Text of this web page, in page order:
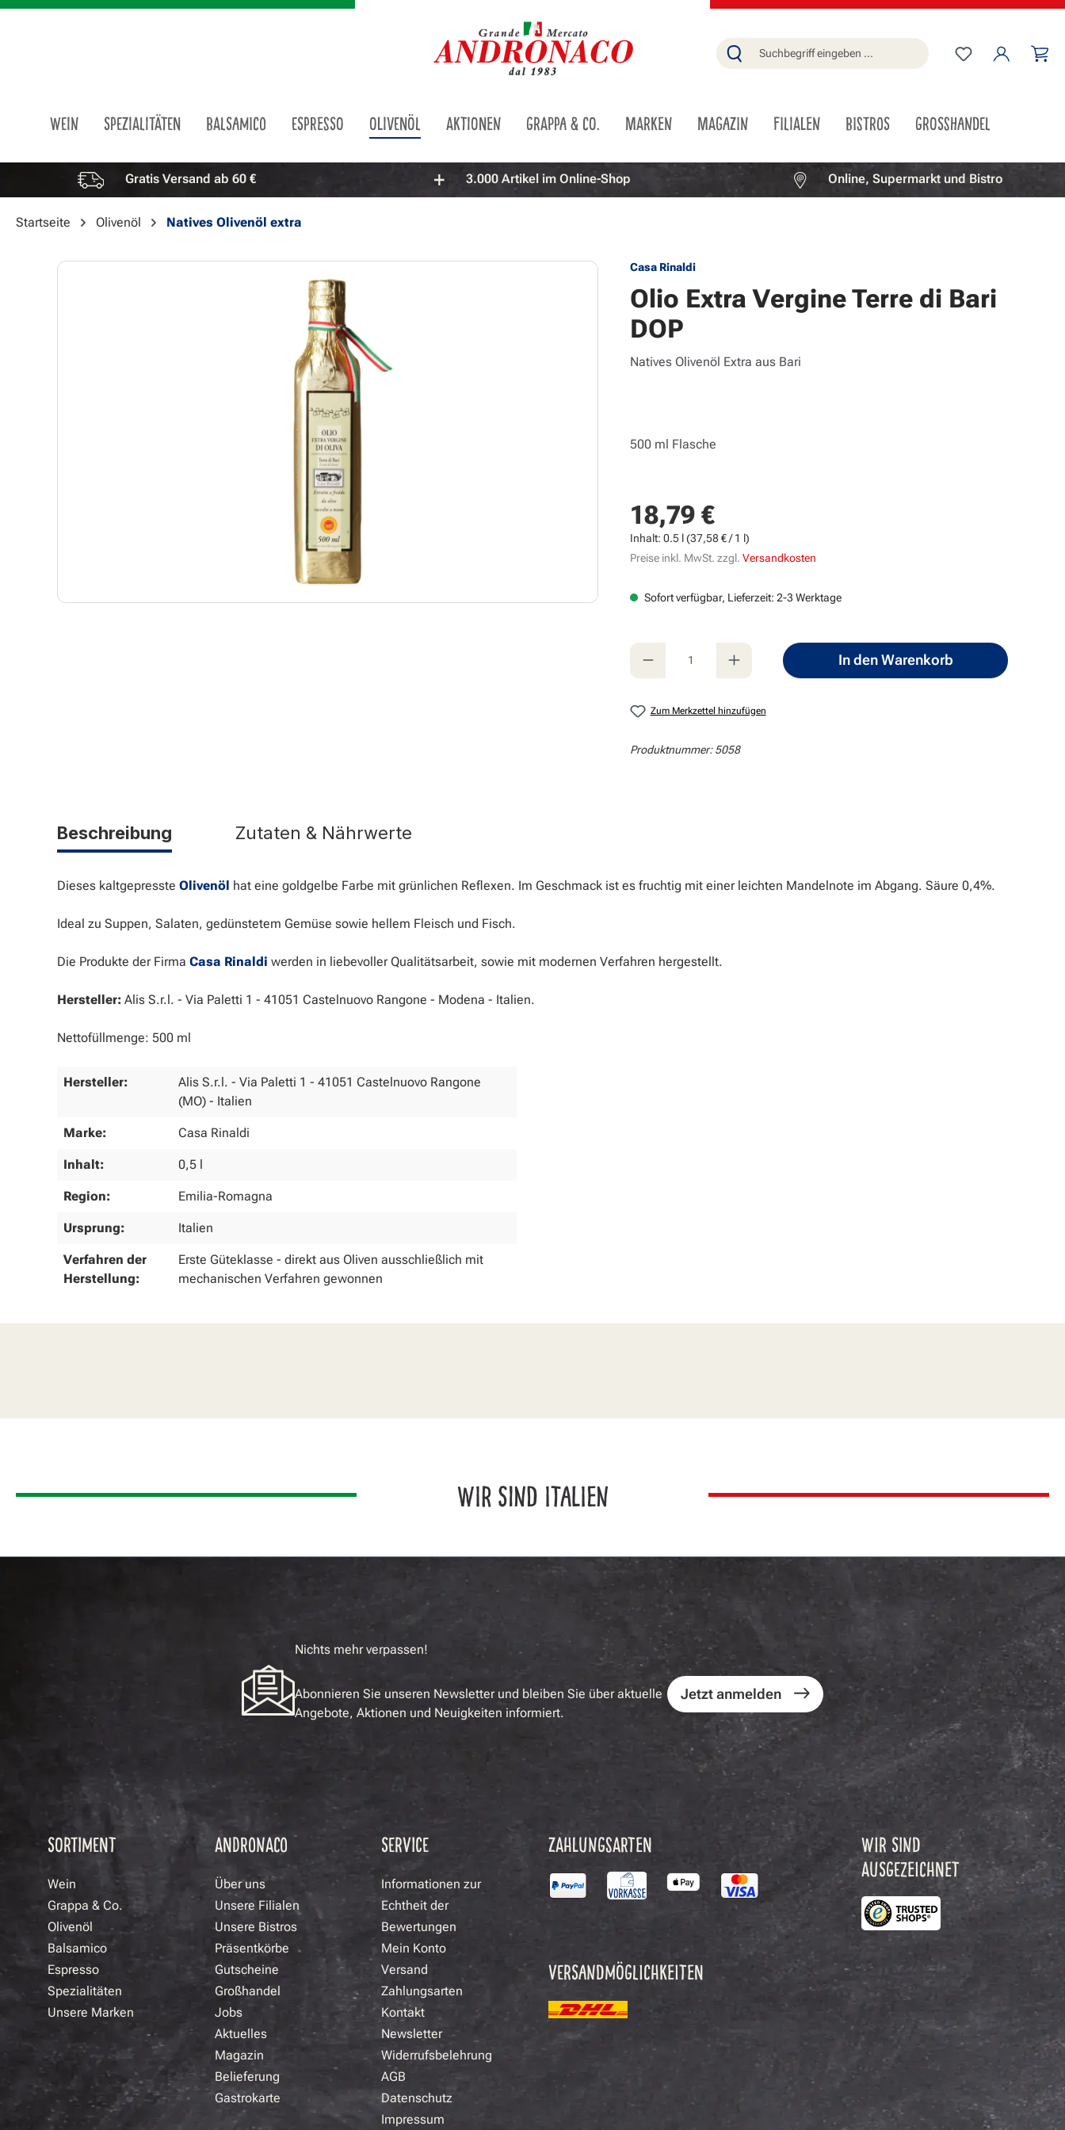
Du hast 0
WEIN SPEZIALITÄTEN BALSAMICO ESPRESSO OLIVENÖL AKTIONEN GRAPPA & CO. MARKEN MAGAZIN FILIALEN BISTROS GROSSHANDEL
Vorteile überspringen Gratis Versand ab 60 € 3.000 Artikel im Online-Shop Online, Supermarkt und Bistro
Startseite Olivenöl Natives Olivenöl extra
Bildergalerie überspringen Casa Rinaldi
Olio Extra Vergine Terre di Bari
DOP
Natives Olivenöl Extra aus Bari
500 ml Flasche
Regulärer Preis:
18,79 €
Inhalt:0.5 l(37,58 € / 1 l)
Preise inkl. MwSt. zzgl.Versandkosten
Sofort verfügbar, Lieferzeit: 2-3 Werktage
Produkt Anzahl: Gib den gewünschten Wert ein
In den Warenkorb
Zum Merkzettel hinzufügen
Produktnummer:5058
Beschreibung Zutaten & Nährwerte
Dieses kaltgepresste Olivenöl hat eine goldgelbe Farbe mit grünlichen Reflexen. Im Geschmack ist es fruchtig mit einer leichten Mandelnote im Abgang. Säure 0,4%.
Ideal zu Suppen, Salaten, gedünstetem Gemüse sowie hellem Fleisch und Fisch.
Die Produkte der Firma Casa Rinaldi werden in liebevoller Qualitätsarbeit, sowie mit modernen Verfahren hergestellt.
Hersteller: Alis S.r.l. - Via Paletti 1 - 41051 Castelnuovo Rangone - Modena - Italien.
Nettofüllmenge: 500 ml
Hersteller:
Alis S.r.l. - Via Paletti 1 - 41051 Castelnuovo Rangone
(MO) - Italien
Marke: Casa Rinaldi
Inhalt: 0,5 l
Region: Emilia-Romagna
Ursprung: Italien
Verfahren der
Herstellung:
Erste Güteklasse - direkt aus Oliven ausschließlich mit
mechanischen Verfahren gewonnen
WIR SIND ITALIEN
Nichts mehr verpassen!
Abonnieren Sie unseren Newsletter und bleiben Sie über aktuelle
Angebote, Aktionen und Neuigkeiten informiert.
Jetzt anmelden
SORTIMENT
Wein
Grappa & Co.
Olivenöl
Balsamico
Espresso
Spezialitäten
Unsere Marken
ANDRONACO
Über uns
Unsere Filialen
Unsere Bistros
Präsentkörbe
Gutscheine
Großhandel
Jobs
Aktuelles
Magazin
Belieferung
Gastrokarte
SERVICE
Informationen zur
Echtheit der
Bewertungen
Mein Konto
Versand
Zahlungsarten
Kontakt
Newsletter
Widerrufsbelehrung
AGB
Datenschutz
Impressum
ZAHLUNGSARTEN
VERSANDMÖGLICHKEITEN
WIR SIND
AUSGEZEICHNET